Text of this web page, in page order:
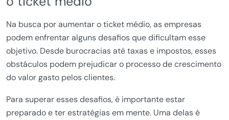
Na busca por aumentar o ticket médio, as empresas
podem enfrentar alguns desafios que dificultam esse
objetivo. Desde burocracias até taxas e impostos, esses
obstáculos podem prejudicar o processo de crescimento
do valor gasto pelos clientes.
Para superar esses desafios, é importante estar
preparado e ter estratégias em mente. Uma delas é